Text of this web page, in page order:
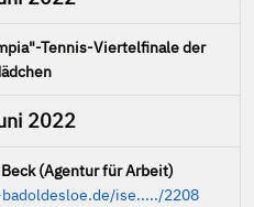
Tennis-Viertelfinale der
2022
(Agentur für Arbeit)
ise...../2208